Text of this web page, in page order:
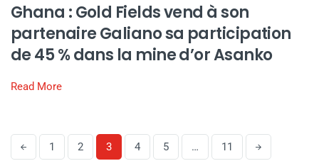
Ghana : Gold Fields vend à son
partenaire Galiano sa participation
de 45 % dans la mine d’or Asanko
Read More
1 2 3 4 5 … 11